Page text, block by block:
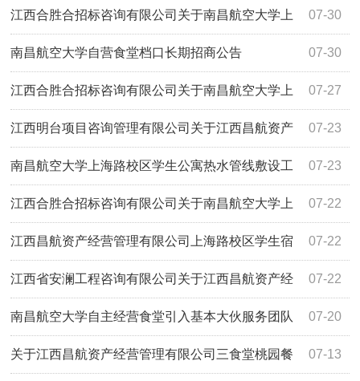
年上海路校区改造学生宿舍热水配套服务建设项目(项目编号
JXAL2026-F268)磋商比选成交结果公告
07-30
江西合胜合招标咨询有限公司关于南昌航空大学上
海路学生食堂二楼桌椅采购项目（项目编号
HSH2026ZJ061-D02）第二次谈判比选成交公告
07-30
南昌航空大学自营食堂档口长期招商公告
07-27
江西合胜合招标咨询有限公司关于南昌航空大学上
海路学生食堂二楼监控设备采购项目（项目编
号:HSH2026ZJ062-D02）第二次谈判比选成交公告
07-23
江西明台项目咨询管理有限公司关于江西昌航资产
经营管理有限公司上海路校区学生宿舍空调采购安装项目竞
争性磋商采购公告
07-23
南昌航空大学上海路校区学生公寓热水管线敷设工
程采购公示表 07-22
江西合胜合招标咨询有限公司关于南昌航空大学上
海路学生食堂二楼桌椅采购项目（项目编号
HSH2026ZJ061-D02）第二次谈判比选公告
07-22
江西昌航资产经营管理有限公司上海路校区学生宿
舍收费洗衣机采购项目询比公告 07-22
江西省安澜工程咨询有限公司关于江西昌航资产经
营管理有限公司南昌航空大学2026年上海路校区改造学生宿
舍热水配套服务建设项目（项目编号：JXAL2026-F268）磋
07-20
南昌航空大学自主经营食堂引入基本大伙服务团队
项目比选公告 07-13
关于江西昌航资产经营管理有限公司三食堂桃园餐